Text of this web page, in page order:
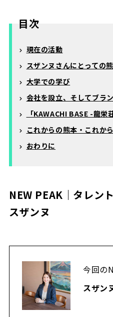
目次
現在の活動
スザンヌさんにとっての
大学での学び
会社を設立、そしてブラ
「KAWACHI BASE -龍栄
これからの熊本・これか
おわりに
NEW PEAK｜タレン
スザンヌ
今回の
スザン